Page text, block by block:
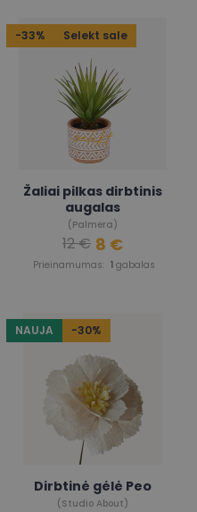
-33% Selekt sale
Žaliai pilkas dirbtinis
augalas
(Palmera)
Prieinamumas: 1 gabalas
12 € 8 €
NAUJA -30%
Dirbtinė gėlė Peo
(Studio About)